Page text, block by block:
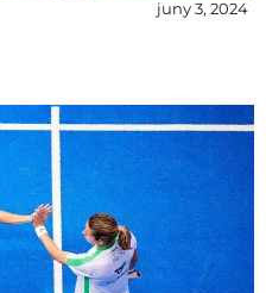
juny 3, 2024